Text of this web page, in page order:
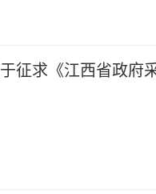
征求《江西省政府